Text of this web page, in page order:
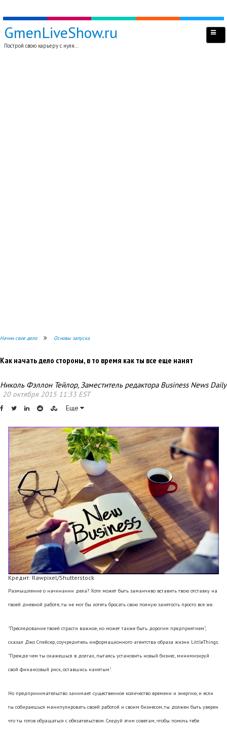
GmenLiveShow.ru
Построй свою карьеру с нуля...
Начни свое дело Основы запуска
Как начать дело стороны, в то время как ты все еще нанят
Николь Фэллон Тейлор, Заместитель редактора Business News Daily
20 октября 2015 11:33 EST
Еще
Кредит: Rawpixel/Shutterstock
Размышление о начинании дела? Хотя может быть заманчиво вставить твою отставку на
твоей дневной работе, ты не мог бы хотеть бросать свою полную занятость просто все же.
"Преследование твоей страсти важное, но может также быть дорогим предприятием",
сказал Джо Спейсер, соучредитель информационного агентства образа жизни LittleThings.
"Прежде чем ты окажешься в долгах, пытаясь установить новый бизнес, минимизируй
свой финансовый риск, оставшись нанятым".
Но предпринимательство занимает существенное количество времени и энергию, и если
ты собираешься манипулировать своей работой и своим бизнесом, ты должен быть уверен,
что ты готов обращаться с обязательством. Следуй этим советам, чтобы помочь тебе